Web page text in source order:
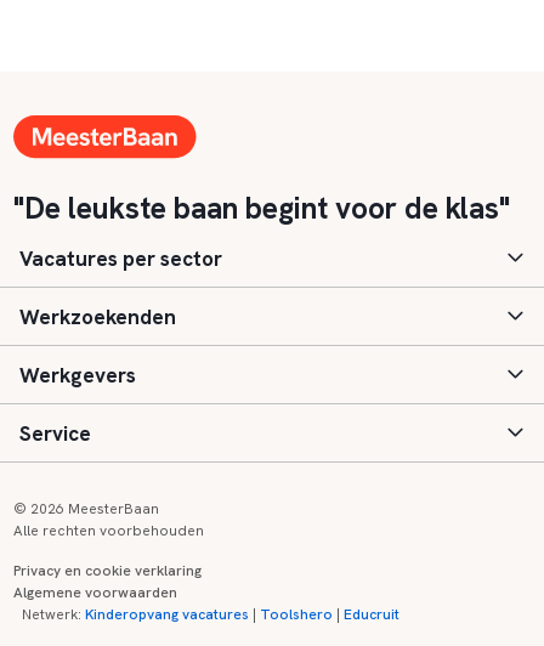
"De leukste baan begint voor de klas"
Vacatures per sector
Basisonderwijs
Speciaal (basis) onderwijs
Voortgezet onderwijs
Kinderopvang
Werkzoekenden
Aanmelden
Vacatures
Zij-instroom informatie
Werkgevers
Inloggen
Registreren
Service
Onderwijs links
© 2026 MeesterBaan
Alle rechten voorbehouden
Privacy en cookie verklaring
Algemene voorwaarden
Netwerk:Kinderopvang vacatures | Toolshero |Educruit